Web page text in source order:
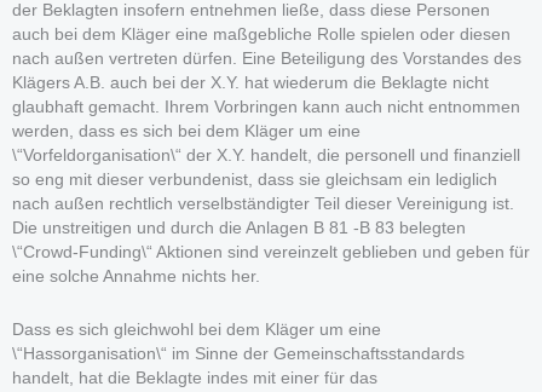
der Beklagten insofern entnehmen ließe, dass diese Personen
auch bei dem Kläger eine maßgebliche Rolle spielen oder diesen
nach außen vertreten dürfen. Eine Beteiligung des Vorstandes des
Klägers A.B. auch bei der X.Y. hat wiederum die Beklagte nicht
glaubhaft gemacht. Ihrem Vorbringen kann auch nicht entnommen
werden, dass es sich bei dem Kläger um eine
\“Vorfeldorganisation\“ der X.Y. handelt, die personell und finanziell
so eng mit dieser verbundenist, dass sie gleichsam ein lediglich
nach außen rechtlich verselbständigter Teil dieser Vereinigung ist.
Die unstreitigen und durch die Anlagen B 81 -B 83 belegten
\“Crowd-Funding\“ Aktionen sind vereinzelt geblieben und geben für
eine solche Annahme nichts her.
Dass es sich gleichwohl bei dem Kläger um eine
\“Hassorganisation\“ im Sinne der Gemeinschaftsstandards
handelt, hat die Beklagte indes mit einer für das